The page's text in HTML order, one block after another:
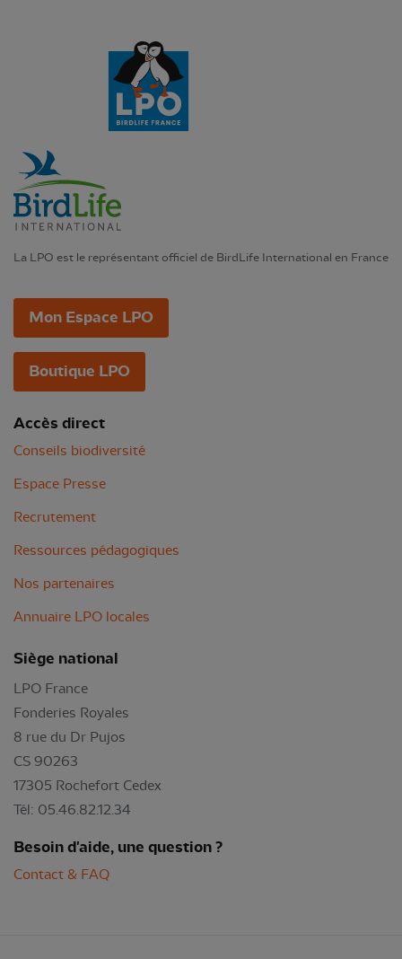
La LPO est le représentant officiel de BirdLife International en France
Mon Espace LPO
Boutique LPO
Accès direct
Conseils biodiversité
Espace Presse
Recrutement
Ressources pédagogiques
Nos partenaires
Annuaire LPO locales
Siège national
LPO France
Fonderies Royales
8 rue du Dr Pujos
CS 90263
17305 Rochefort Cedex
Tél: 05.46.82.12.34
Besoin d'aide, une question ?
Contact & FAQ